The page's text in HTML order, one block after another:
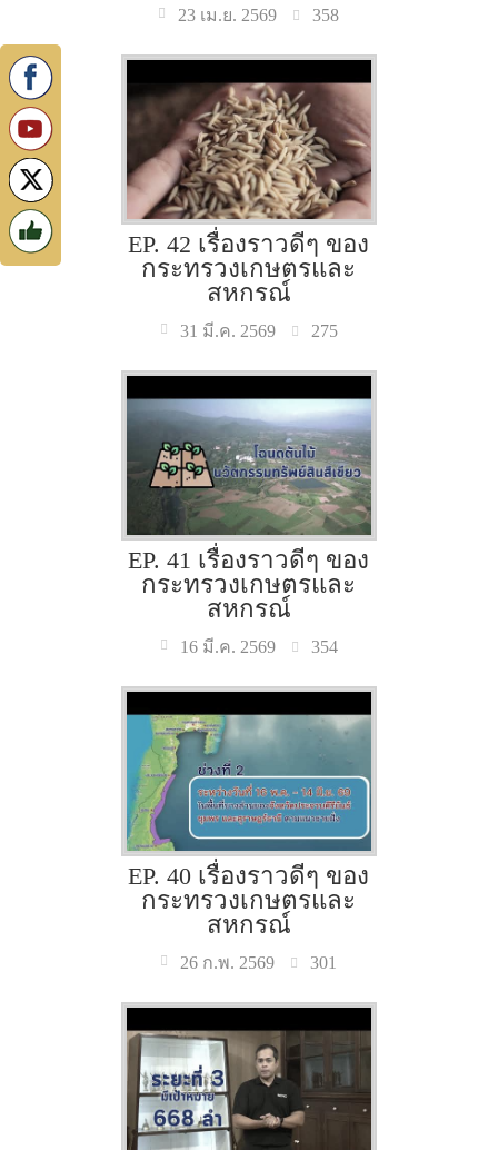
23 เม.ย. 2569 358
EP. 42 เรื่องราวดีๆ ของ
กระทรวงเกษตรและ
สหกรณ์
31 มี.ค. 2569 275
EP. 41 เรื่องราวดีๆ ของ
กระทรวงเกษตรและ
สหกรณ์
16 มี.ค. 2569 354
EP. 40 เรื่องราวดีๆ ของ
กระทรวงเกษตรและ
สหกรณ์
26 ก.พ. 2569 301